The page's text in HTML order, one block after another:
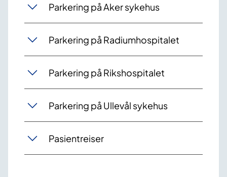
Parkering på Aker sykehus
Parkering på Radiumhospitalet
Parkering på Rikshospitalet
Parkering på Ullevål sykehus
Pasientreiser